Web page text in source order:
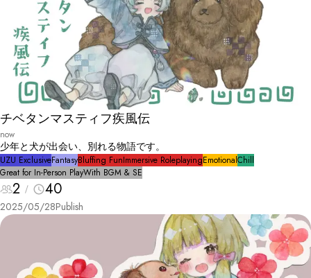
チベタンマスティフ疾風伝
now
少年と犬が出会い、別れる物語です。
UZU ExclusiveFantasyBluffing FunImmersive RoleplayingEmotionalChill
Great for In-Person PlayWith BGM & SE
2 40
2025/05/28Publish